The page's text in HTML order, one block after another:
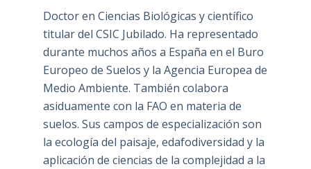
Doctor en Ciencias Biológicas y científico
titular del CSIC Jubilado. Ha representado
durante muchos años a España en el Buro
Europeo de Suelos y la Agencia Europea de
Medio Ambiente. También colabora
asiduamente con la FAO en materia de
suelos. Sus campos de especialización son
la ecología del paisaje, edafodiversidad y la
aplicación de ciencias de la complejidad a la